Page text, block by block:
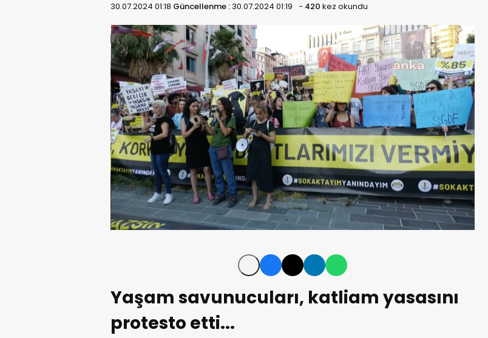
30.07.2024 01:18 Güncellenme :30.07.2024 01:19 - 420 kez okundu
Yaşam savunucuları, katliam yasasını
protesto etti...